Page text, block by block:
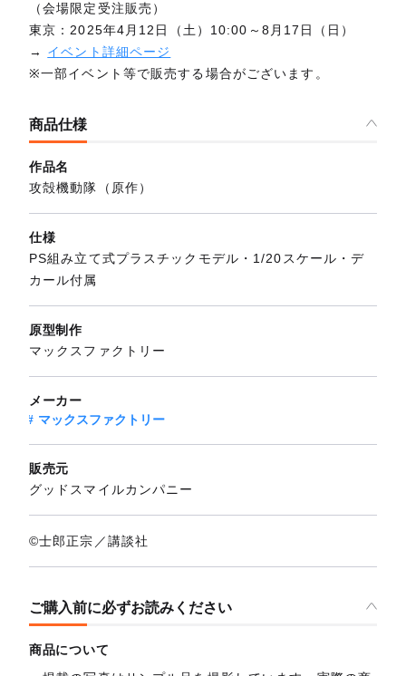
（会場限定受注販売）
東京：2025年4月12日（土）10:00～8月17日（日）
→ イベント詳細ページ
※一部イベント等で販売する場合がございます。
商品仕様
作品名
攻殻機動隊（原作）
仕様
PS組み立て式プラスチックモデル・1/20スケール・デ
カール付属
原型制作
マックスファクトリー
メーカー
マックスファクトリー
販売元
グッドスマイルカンパニー
©士郎正宗／講談社
ご購入前に必ずお読みください
商品について